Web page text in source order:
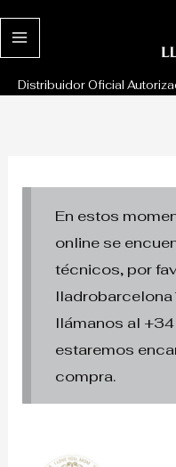
al
Distribuidor Oficial
En estos
online se
técnicos, por
llámanos al
estaremos
compra.